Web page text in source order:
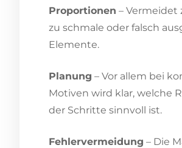
Proportionen – Vermeidet
zu schmale oder falsch
Elemente.
Planung – Vor allem bei
Motiven wird klar, welche
der Schritte sinnvoll ist.
Fehlervermeidung – Die